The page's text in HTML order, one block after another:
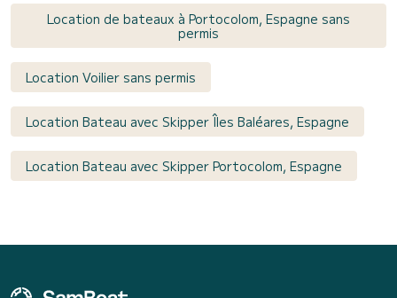
Location de bateaux à Portocolom, Espagne sans
permis
Location Voilier sans permis
Location Bateau avec Skipper Îles Baléares, Espagne
Location Bateau avec Skipper Portocolom, Espagne